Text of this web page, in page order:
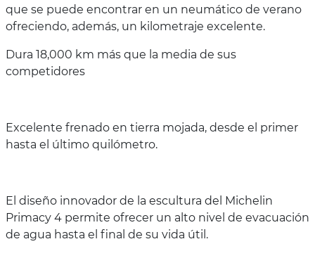
que se puede encontrar en un neumático de verano
ofreciendo, además, un kilometraje excelente.
Dura 18,000 km más que la media de sus
competidores
Excelente frenado en tierra mojada, desde el primer
hasta el último quilómetro.
El diseño innovador de la escultura del Michelin
Primacy 4 permite ofrecer un alto nivel de evacuación
de agua hasta el final de su vida útil.